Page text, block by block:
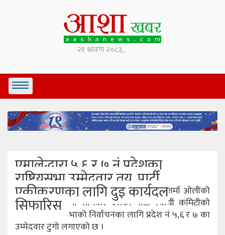
एमालेद्धारा ५,६ र ७ नं प्रदेशका
राष्ट्रियसभा उम्मेदवार तय, पार्टी
एकीकरणका लागि दुइ कार्यदल
सिफारिस
बालकोट(भक्तपुर) ८ माघ । एमाले अध्यक्ष केपी शर्मा ओलीको
निवास बालकोटमा सोमबार बसेको पार्टी स्थायी कमिटीको
बैठकले राष्टिय सभाको निर्वाचनका लागि प्रदेश नं ५,६ र ७ का
उम्मेदवार टुंगो लगाएको छ ।